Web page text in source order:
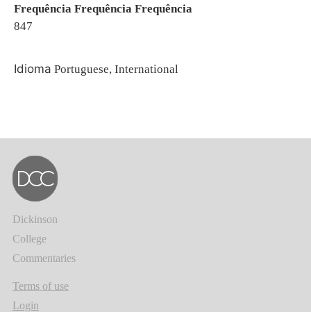
Frequência Frequência Frequência
847
Idioma Portuguese, International
Dickinson
College
Commentaries
Terms of use
Login